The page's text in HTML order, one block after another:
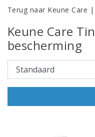
Terug naar Keune Care |
Keune Care
bescherming